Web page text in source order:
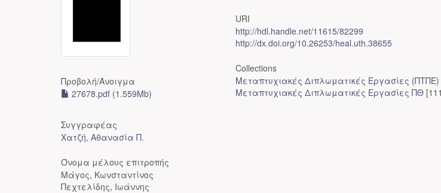
Προβολή/Άνοιγμα
27678.pdf (1.559Mb)
Συγγραφέας
Χατζή, Αθανασία Π.
Όνομα μέλους επιτροπής
Μάγος, Κωνσταντίνος
Πεχτελίδης, Ιωάννης
URI
http://hdl.handle.net/11615/82299
http://dx.doi.org/10.26253/heal.uth.38655
Collections
Μεταπτυχιακές Διπλωματικές Εργασίες (ΠΤΠΕ)
Μεταπτυχιακές Διπλωματικές Εργασίες ΠΘ